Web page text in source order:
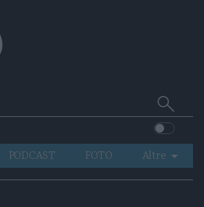
Cerca
su
Trentino
PODCAST FOTO
Altre
VIDEO